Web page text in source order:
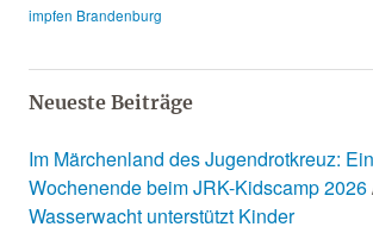
impfen Brandenburg
Neueste Beiträge
Im Märchenland des Jugendrotkreuz:
Wochenende beim JRK-Kidscamp 2026
Wasserwacht unterstützt Kinder